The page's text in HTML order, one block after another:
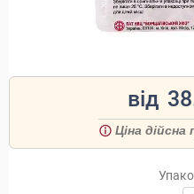
від
Ціна дійсна